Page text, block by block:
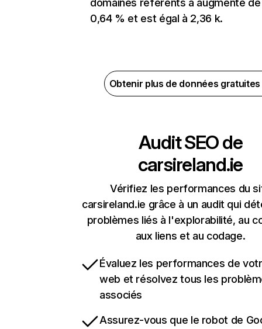
domaines référents a augmenté de
0,64 % et est égal à 2,36 k.
Obtenir plus de données
Audit SEO de
carsireland.ie
Vérifiez les performances du
carsireland.ie grâce à un audit qui
problèmes liés à l'explorabilité, au
aux liens et au codage.
Évaluez les performances de
web et résolvez tous les
associés
Assurez-vous que le robot de